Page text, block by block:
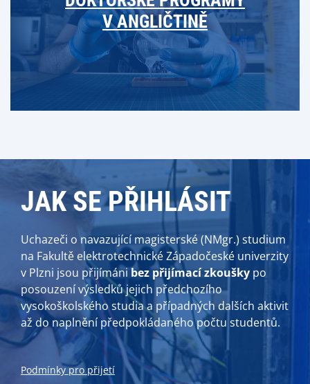
V ANGLIČTINĚ
JAK SE PŘIHLÁSIT
Uchazeči o navazující magisterské (NMgr.) studium
na Fakultě elektrotechnické Západočeské univerzity
v Plzni jsou přijímáni bez přijímací zkoušky po
posouzení výsledků jejich předchozího
vysokoškolského studia a případných dalších aktivit
až do naplnění předpokládaného počtu studentů.
Podmínky pro přijetí